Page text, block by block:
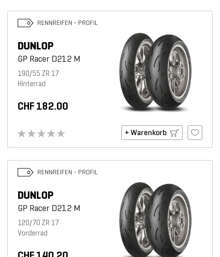
RENNREIFEN - PROFIL
DUNLOP
GP Racer D212 M
190/55 ZR 17
Hinterrad
CHF 182.00
+ Warenkorb
RENNREIFEN - PROFIL
DUNLOP
GP Racer D212 M
120/70 ZR 17
Vorderrad